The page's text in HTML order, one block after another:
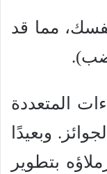
مما قد
المتعددة
وبعيدًا
بتطوير